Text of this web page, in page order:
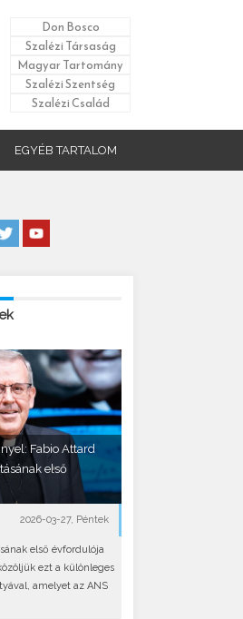
Don Bosco
Szalézi Társaság
Magyar Tartomány
Szalézi Szentség
Szalézi Család
EGYÉB TARTALOM
Fabio Attard
első
2026-03-27, Péntek
első évfordulója
ezt a különleges
amelyet az ANS